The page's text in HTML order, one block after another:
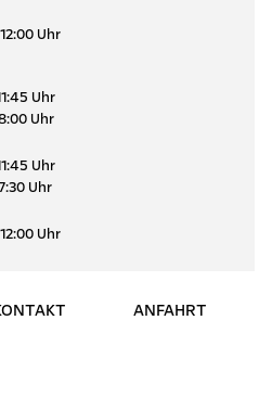
Uhr
Uhr
Uhr
Uhr
Uhr
Uhr
ANFAHRT